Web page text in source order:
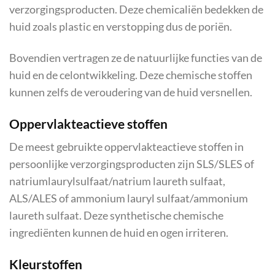
verzorgingsproducten. Deze chemicaliën bedekken de
huid zoals plastic en verstopping dus de poriën.
Bovendien vertragen ze de natuurlijke functies van de
huid en de celontwikkeling. Deze chemische stoffen
kunnen zelfs de veroudering van de huid versnellen.
Oppervlakteactieve stoffen
De meest gebruikte oppervlakteactieve stoffen in
persoonlijke verzorgingsproducten zijn SLS/SLES of
natriumlaurylsulfaat/natrium laureth sulfaat,
ALS/ALES of ammonium lauryl sulfaat/ammonium
laureth sulfaat. Deze synthetische chemische
ingrediënten kunnen de huid en ogen irriteren.
Kleurstoffen